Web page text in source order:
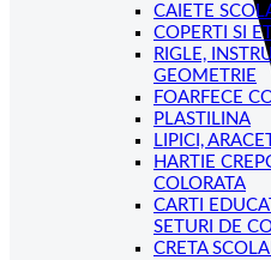
CAIETE
COPERTI SI
RIGLE,
GEOMETRIE
FOARFECE
PLASTILINA
LIPICI,
HARTIE
COLORATA
CARTI
SETURI DE
CRETA